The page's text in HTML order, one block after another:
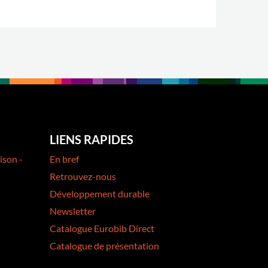
-
LIENS RAPIDES
En bref
Retrouvez-nous
Développement durable
Newsletter
Catalogue Eurobib Direct
Catalogue de présentation